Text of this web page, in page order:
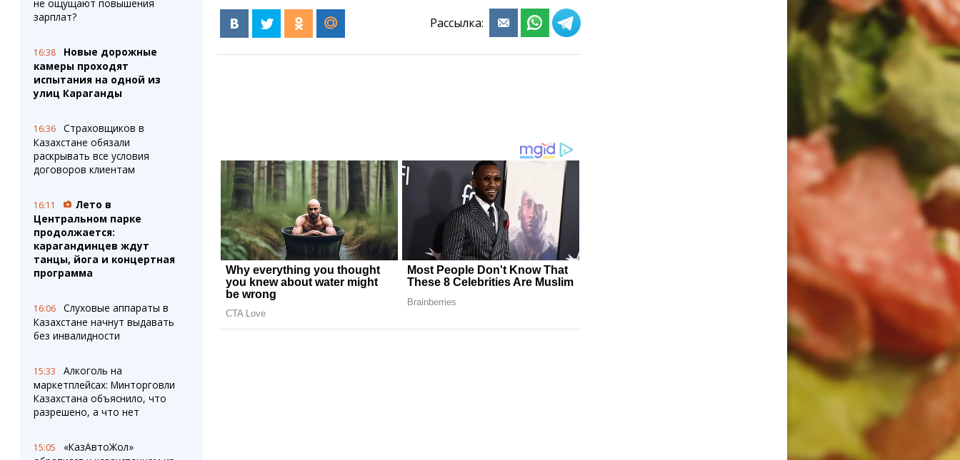
не ощущают повышения
зарплат?
16:38
Новые дорожные
камеры проходят
испытания на одной из
улиц Караганды
16:36
Страховщиков в
Казахстане обязали
раскрывать все условия
договоров клиентам
16:11
Лето в
Центральном парке
продолжается:
карагандинцев ждут
танцы, йога и концертная
программа
16:06
Слуховые аппараты в
Казахстане начнут выдавать
без инвалидности
15:33
Алкоголь на
маркетплейсах: Минторговли
Казахстана объяснило, что
разрешено, а что нет
15:05
«КазАвтоЖол»
Рассылка: